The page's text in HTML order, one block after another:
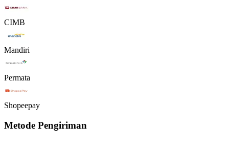
CIMB
Mandiri
Permata
Shopeepay
Metode Pengiriman